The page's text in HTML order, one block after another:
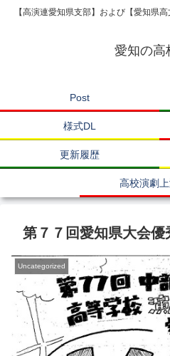
【高演連愛知県支部】および【愛知県
愛知の高
Post
様式DL
更新履歴
高校演劇
第７７回愛知県大会優
Uncategorized